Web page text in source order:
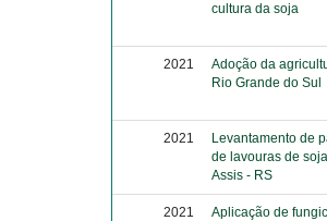
cultura da soja
2021
Adoção da
Rio Grande do Sul
2021
Levantamento de
de lavouras de
Assis - RS
2021
Aplicação de